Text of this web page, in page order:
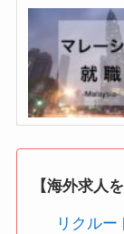
【海外求人
リクルー